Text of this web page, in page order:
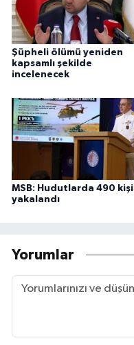
Şüpheli ölümü yeniden
kapsamlı şekilde
incelenecek
MSB: Hudutlarda 490 kişi
yakalandı
Yorumlar